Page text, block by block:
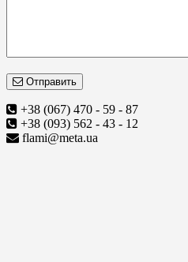
Отправить
+38 (067) 470 - 59 - 87
+38 (093) 562 - 43 - 12
flami@meta.ua